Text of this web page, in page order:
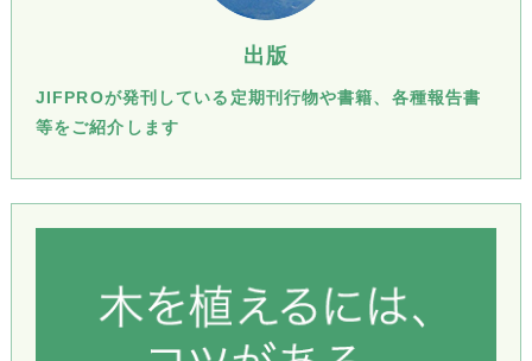
出版
JIFPROが発刊している定期刊行物や書籍、各種報告書
等をご紹介します